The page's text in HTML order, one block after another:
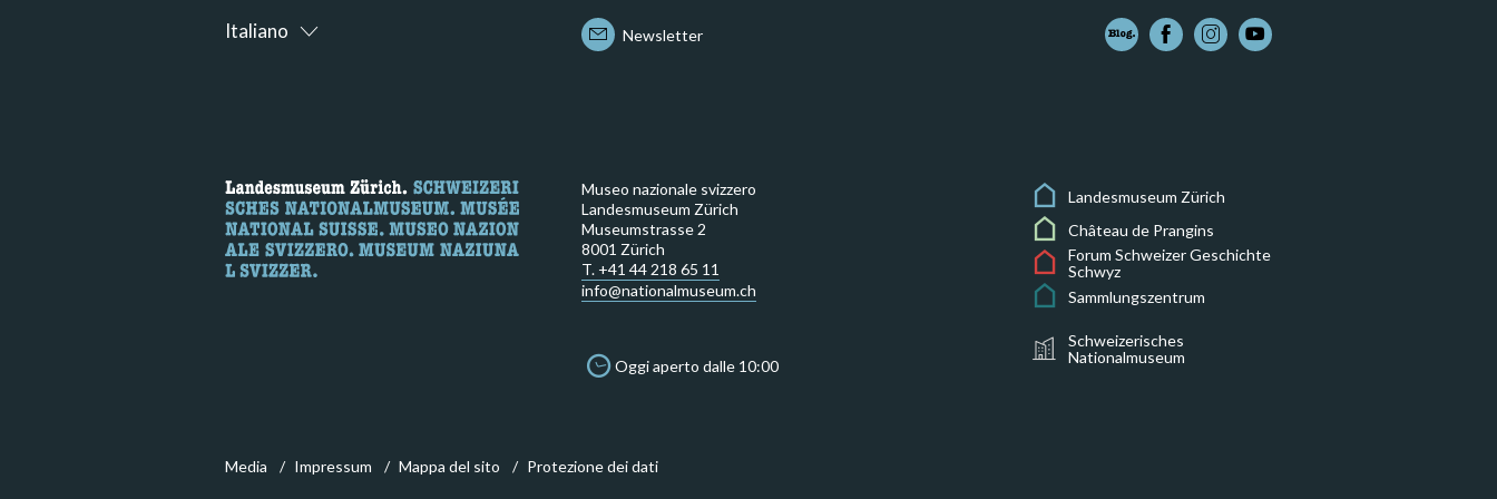
Italiano Newsletter
Museo nazionale svizzero
Landesmuseum Zürich
Museumstrasse 2
8001 Zürich
T. +41 44 218 65 11
info@nationalmuseum.ch
Oggi aperto dalle 10:00
Landesmuseum Zürich
Château de Prangins
Forum Schweizer Geschichte
Schwyz
Sammlungszentrum
Schweizerisches
Nationalmuseum
Media Impressum Mappa del sito Protezione dei dati